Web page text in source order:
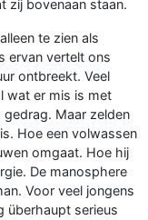
zij bovenaan staan.
te zien als
ervan vertelt ons
ontbreekt. Veel
wat er mis is met
Maar zelden
Hoe een volwassen
omgaat. Hoe hij
De manosphere
Voor veel jongens
überhaupt serieus